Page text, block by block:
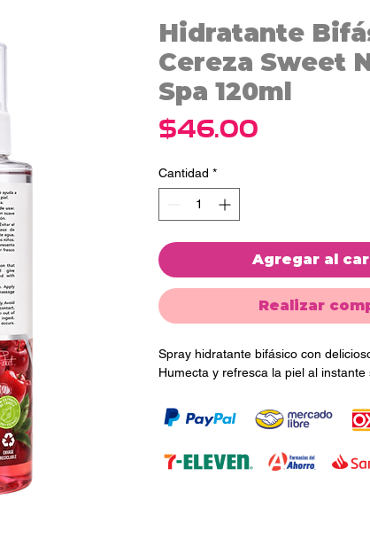
Hidratante
Cereza Sweet
Spa 120ml
$46.00
Cantidad *
Agregar al
Realizar
Spray hidratante bifásico con
Humecta y refresca la piel al instante
mantener la piel suave y perfumada.